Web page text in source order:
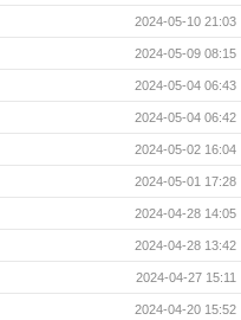
2024-05-10 21:03
2024-05-09 08:15
2024-05-04 06:43
2024-05-04 06:42
2024-05-02 16:04
2024-05-01 17:28
2024-04-28 14:05
2024-04-28 13:42
2024-04-27 15:11
2024-04-20 15:52